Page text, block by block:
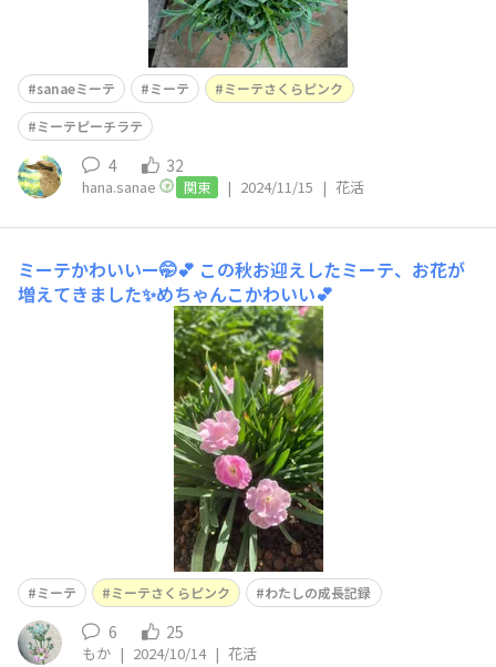
sanaeミーテ ミーテ
ミーテさくらピンク
ミーテピーチラテ
4 32
hana.sanae 関東 | 2024/11/15 | 花活
ミーテかわいいー🤭💕 この秋お迎えしたミーテ、お花が
増えてきました✨めちゃんこかわいい💕
ミーテ ミーテさくらピンク わたしの成長記録
6 25
もか | 2024/10/14 | 花活